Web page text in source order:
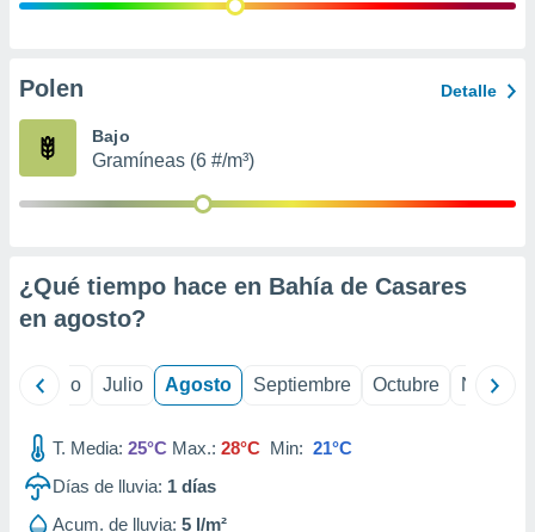
e
publicidad
Polen Detalle
Bajo
Gramíneas (6 #/m³)
¿Qué tiempo hace en Bahía de Casares
en agosto?
Junio Julio Agosto Septiembre Octubre
T. Media: 25°C Max.: 28°C Min: 21°C
Días de lluvia: 1 días
Acum. de lluvia: 5 l/m²